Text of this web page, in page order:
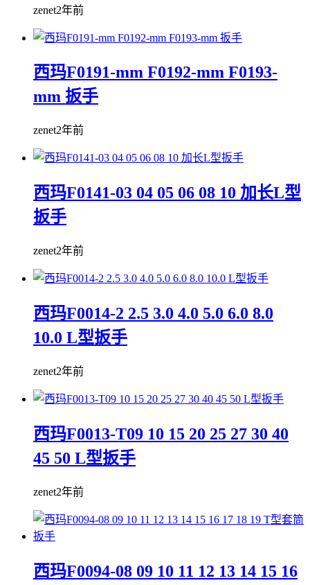
zenet2年前
西玛F0191-mm F0192-mm F0193-
mm 扳手
zenet2年前
西玛F0141-03 04 05 06 08 10 加长L型
扳手
zenet2年前
西玛F0014-2 2.5 3.0 4.0 5.0 6.0 8.0
10.0 L型扳手
zenet2年前
西玛F0013-T09 10 15 20 25 27 30 40
45 50 L型扳手
zenet2年前
西玛F0094-08 09 10 11 12 13 14 15 16